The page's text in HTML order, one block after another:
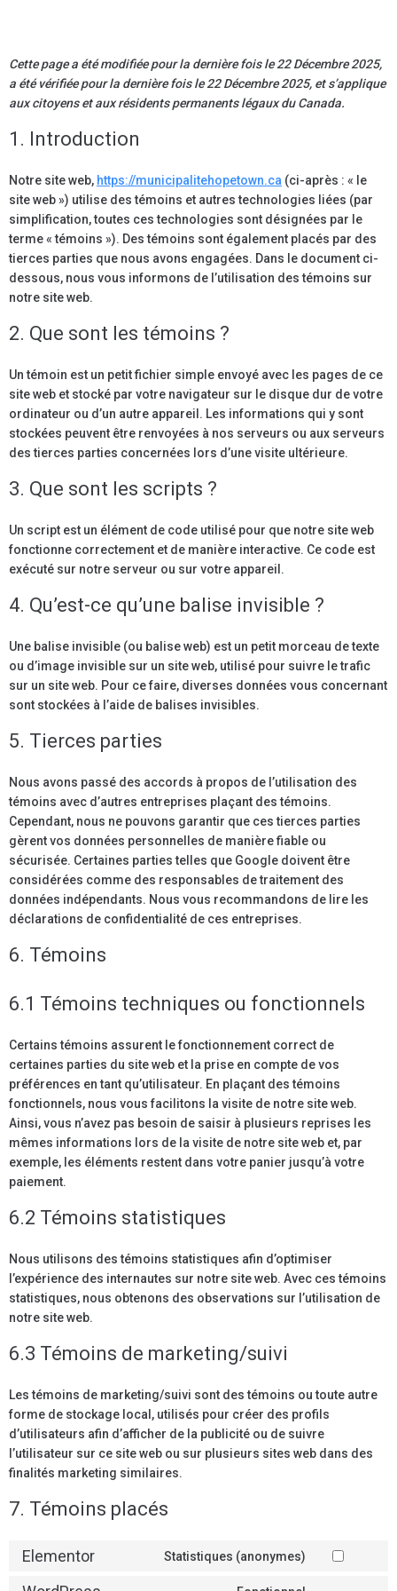
Cette page a été modifiée pour la dernière fois le 22 Décembre 2025,
a été vérifiée pour la dernière fois le 22 Décembre 2025, et s’applique
aux citoyens et aux résidents permanents légaux du Canada.
1. Introduction
Notre site web, https://municipalitehopetown.ca (ci-après : « le
site web ») utilise des témoins et autres technologies liées (par
simplification, toutes ces technologies sont désignées par le
terme « témoins »). Des témoins sont également placés par des
tierces parties que nous avons engagées. Dans le document ci-
dessous, nous vous informons de l’utilisation des témoins sur
notre site web.
2. Que sont les témoins ?
Un témoin est un petit fichier simple envoyé avec les pages de ce
site web et stocké par votre navigateur sur le disque dur de votre
ordinateur ou d’un autre appareil. Les informations qui y sont
stockées peuvent être renvoyées à nos serveurs ou aux serveurs
des tierces parties concernées lors d’une visite ultérieure.
3. Que sont les scripts ?
Un script est un élément de code utilisé pour que notre site web
fonctionne correctement et de manière interactive. Ce code est
exécuté sur notre serveur ou sur votre appareil.
4. Qu’est-ce qu’une balise invisible ?
Une balise invisible (ou balise web) est un petit morceau de texte
ou d’image invisible sur un site web, utilisé pour suivre le trafic
sur un site web. Pour ce faire, diverses données vous concernant
sont stockées à l’aide de balises invisibles.
5. Tierces parties
Nous avons passé des accords à propos de l’utilisation des
témoins avec d’autres entreprises plaçant des témoins.
Cependant, nous ne pouvons garantir que ces tierces parties
gèrent vos données personnelles de manière fiable ou
sécurisée. Certaines parties telles que Google doivent être
considérées comme des responsables de traitement des
données indépendants. Nous vous recommandons de lire les
déclarations de confidentialité de ces entreprises.
6. Témoins
6.1 Témoins techniques ou fonctionnels
Certains témoins assurent le fonctionnement correct de
certaines parties du site web et la prise en compte de vos
préférences en tant qu’utilisateur. En plaçant des témoins
fonctionnels, nous vous facilitons la visite de notre site web.
Ainsi, vous n’avez pas besoin de saisir à plusieurs reprises les
mêmes informations lors de la visite de notre site web et, par
exemple, les éléments restent dans votre panier jusqu’à votre
paiement.
6.2 Témoins statistiques
Nous utilisons des témoins statistiques afin d’optimiser
l’expérience des internautes sur notre site web. Avec ces témoins
statistiques, nous obtenons des observations sur l’utilisation de
notre site web.
6.3 Témoins de marketing/suivi
Les témoins de marketing/suivi sont des témoins ou toute autre
forme de stockage local, utilisés pour créer des profils
d’utilisateurs afin d’afficher de la publicité ou de suivre
l’utilisateur sur ce site web ou sur plusieurs sites web dans des
finalités marketing similaires.
7. Témoins placés
Elementor Statistiques (anonymes)